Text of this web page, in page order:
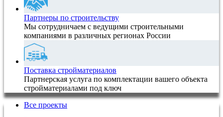
Партнеры по строительству
Мы сотрудничаем с ведущими строительными
компаниями в различных регионах России
Поставка стройматериалов
Партнерская услуга по комплектации вашего объекта
стройматериалами под ключ
Все проекты